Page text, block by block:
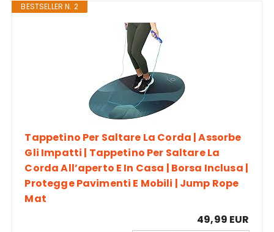
BESTSELLER N. 2
Tappetino Per Saltare La Corda | Assorbe
Gli Impatti | Tappetino Per Saltare La
Corda All’aperto E In Casa | Borsa Inclusa |
Protegge Pavimenti E Mobili | Jump Rope
Mat
49,99 EUR